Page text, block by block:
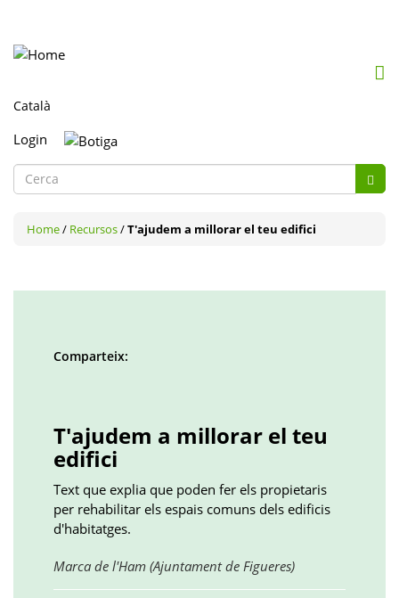
Login
Formulari
cerca
Home/ Recursos/T'ajudem a millorar el teu edifici
Comparteix:
T'ajudem a millorar el teu
edifici
Text que explia que poden fer els propietaris
per rehabilitar els espais comuns dels edificis
d'habitatges.
Marca de l'Ham (Ajuntament de Figueres)Obre